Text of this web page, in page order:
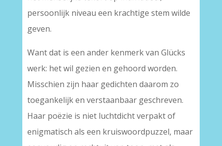
persoonlijk niveau een krachtige stem wilde
geven.
Want dat is een ander kenmerk van Glücks
werk: het wil gezien en gehoord worden.
Misschien zijn haar gedichten daarom zo
toegankelijk en verstaanbaar geschreven.
Haar poëzie is niet luchtdicht verpakt of
enigmatisch als een kruiswoordpuzzel, maar